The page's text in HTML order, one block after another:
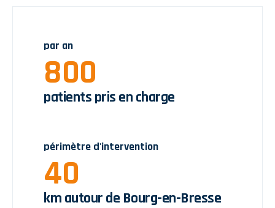
par an
800
patients pris en charge
périmètre d'intervention
40
km autour de Bourg-en-Bresse